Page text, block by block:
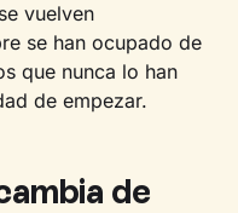
vuelven
se han ocupado de
que nunca lo han
de empezar.
de